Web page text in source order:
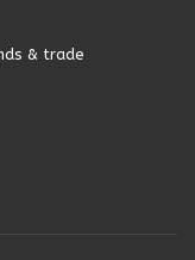
& trade